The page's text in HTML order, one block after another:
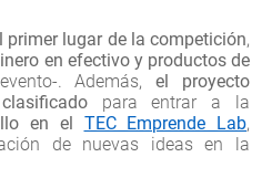
primer lugar de la competición,
en efectivo y productos de
. Además,el proyecto
para entrar a la
en el TEC Emprende Lab,
de nuevas ideas en la